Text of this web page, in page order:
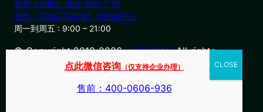
杭州（总部） 北京 长沙 广州
合作：17357178761（微信同号）
周一到周五 : 9:00 – 21:00
© Copyright 2019-2026・OSDWANAll rights
点此微信咨询 （仅支持企业办理）
售前：400-0606-936